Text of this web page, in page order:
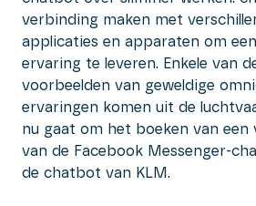
verbinding maken met
applicaties en apparaten om
ervaring te leveren. Enkele van
voorbeelden van geweldige
ervaringen komen uit de
nu gaat om het boeken van een
van de Facebook Messenger-
de chatbot van KLM.